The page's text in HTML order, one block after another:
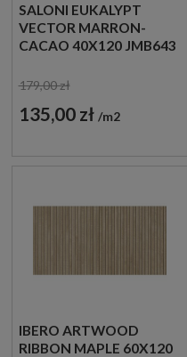
SALONI EUKALYPT
VECTOR MARRON-
CACAO 40X120 JMB643
DREWNOPODOBNE
179,00 zł
135,00 zł m2
IBERO ARTWOOD
RIBBON MAPLE 60X120